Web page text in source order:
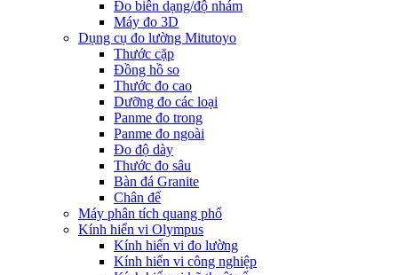
Đo biên dạng/độ nhám
Máy đo 3D
Dụng cụ đo lường Mitutoyo
Thước cặp
Đồng hồ so
Thước đo cao
Dưỡng đo các loại
Panme đo trong
Panme đo ngoài
Đo độ dày
Thước đo sâu
Bàn đá Granite
Chân đế
Máy phân tích quang phổ
Kính hiển vi Olympus
Kính hiển vi đo lường
Kính hiển vi công nghiệp